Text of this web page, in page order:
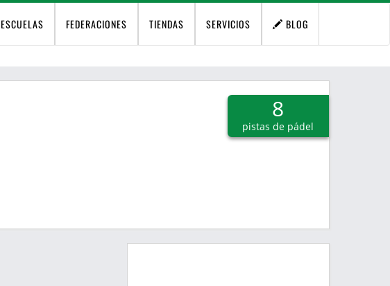
ESCUELAS FEDERACIONES TIENDAS SERVICIOS BLOG
8
pistas de pádel